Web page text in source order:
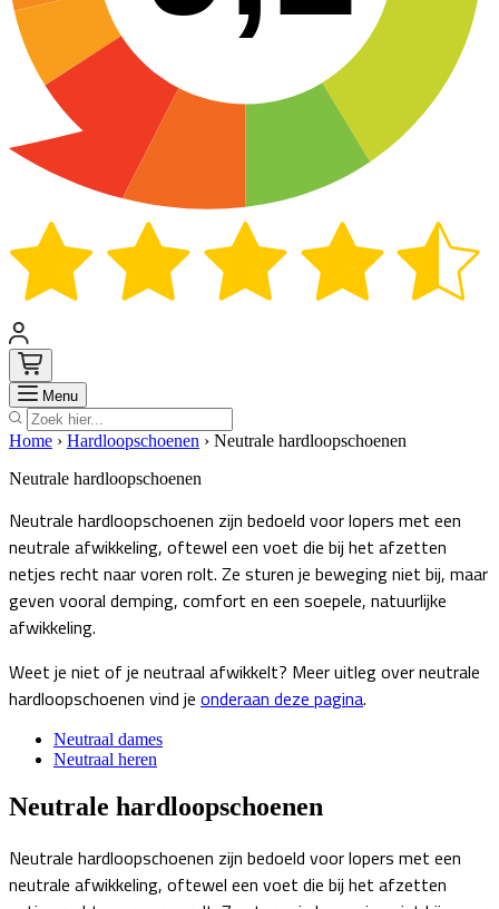
Menu Zoek
Home › Hardloopschoenen › Neutrale hardloopschoenen
Neutrale hardloopschoenen
Neutrale hardloopschoenen zijn bedoeld voor lopers met een
neutrale afwikkeling, oftewel een voet die bij het afzetten
netjes recht naar voren rolt. Ze sturen je beweging niet bij, maar
geven vooral demping, comfort en een soepele, natuurlijke
afwikkeling.
Weet je niet of je neutraal afwikkelt? Meer uitleg over neutrale
hardloopschoenen vind je onderaan deze pagina.
Neutraal dames
Neutraal heren
Neutrale hardloopschoenen
Neutrale hardloopschoenen zijn bedoeld voor lopers met een
neutrale afwikkeling, oftewel een voet die bij het afzetten